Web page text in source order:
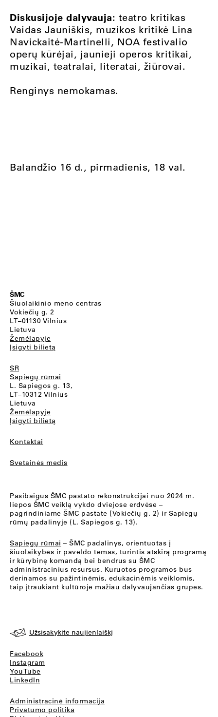
Diskusijoje dalyvauja: teatro kritikas
Vaidas Jauniškis, muzikos kritikė Lina
Navickaitė-Martinelli, NOA festivalio
operų kūrėjai, jaunieji operos kritikai,
muzikai, teatralai, literatai, žiūrovai.
Renginys nemokamas.
Balandžio 16 d., pirmadienis, 18 val.
ŠMC
Šiuolaikinio meno centras
Vokiečių g. 2
LT–01130 Vilnius
Lietuva
Žemėlapyje
Įsigyti bilietą
SR
Sapiegų rūmai
L. Sapiegos g. 13,
LT–10312 Vilnius
Lietuva
Žemėlapyje
Įsigyti bilietą
Kontaktai
Svetainės medis
Pasibaigus ŠMC pastato rekonstrukcijai nuo 2024 m.
liepos ŠMC veiklą vykdo dviejose erdvėse –
pagrindiniame ŠMC pastate (Vokiečių g. 2) ir Sapiegų
rūmų padalinyje (L. Sapiegos g. 13).
Sapiegų rūmai – ŠMC padalinys, orientuotas į
šiuolaikybės ir paveldo temas, turintis atskirą programą
ir kūrybinę komandą bei bendrus su ŠMC
administracinius resursus. Kuruotos programos bus
derinamos su pažintinėmis, edukacinėmis veiklomis,
taip įtraukiant kultūroje mažiau dalyvaujančias grupes.
Užsisakykite naujienlaiškį
Facebook
Instagram
YouTube
LinkedIn
Administracinė informacija
Privatumo politika